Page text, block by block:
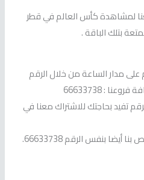
لمشاهدة كأس العالم في قطر
بتلك الباقة .
مدار الساعة من خلال الرقم
: 66633738
تفيد بحاجتك للاشتراك معنا في
بنفس الرقم 66633738.